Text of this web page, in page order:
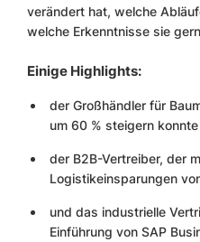
verändert hat, welche
welche Erkenntnisse sie
Einige Highlights:
der Großhändler für
um 60 % steigern konnte
der B2B-Vertreiber, der
Logistikeinsparungen
und das industrielle
Einführung von SAP